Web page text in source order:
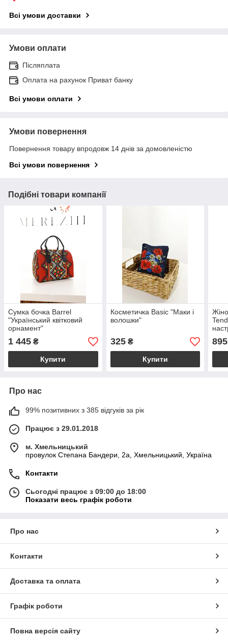
Всі умови доставки
Умови оплати
Післяплата
Оплата на рахунок Приват банку
Всі умови оплати
Умови повернення
Повернення товару впродовж 14 днів за домовленістю
Всі умови повернення
Подібні товари компанії
Сумка бочка Barrel
"Український квітковий
орнамент"
1 445 ₴
Купити
Косметичка Basic "Маки і
волошки"
325₴
Купити
895
Про нас
99% позитивних з 385 відгуків за рік
Працює з 29.01.2018
м. Хмельницький
провулок Степана Бандери, 2a, Хмельницький, Україна
Контакти
Сьогодні працює з 09:00 до 18:00
Показати весь графік роботи
Про нас
Контакти
Доставка та оплата
Графік роботи
Повна версія сайту